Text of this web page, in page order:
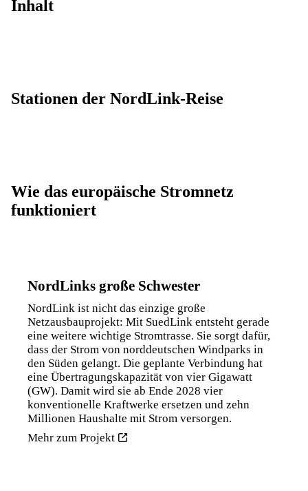
Inhalt
Stationen der NordLink-Reise
Wie das europäische Stromnetz
funktioniert
NordLinks große Schwester
NordLink ist nicht das einzige große
Netzausbauprojekt: Mit SuedLink entsteht gerade
eine weitere wichtige Stromtrasse. Sie sorgt dafür,
dass der Strom von norddeutschen Windparks in
den Süden gelangt. Die geplante Verbindung hat
eine Übertragungskapazität von vier Gigawatt
(GW). Damit wird sie ab Ende 2028 vier
konventionelle Kraftwerke ersetzen und zehn
Millionen Haushalte mit Strom versorgen.
Mehr zum Projekt